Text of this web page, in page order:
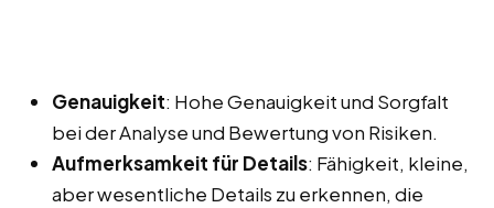
Genauigkeit: Hohe Genauigkeit und Sorgfalt
bei der Analyse und Bewertung von Risiken.
Aufmerksamkeit für Details: Fähigkeit, kleine,
aber wesentliche Details zu erkennen, die